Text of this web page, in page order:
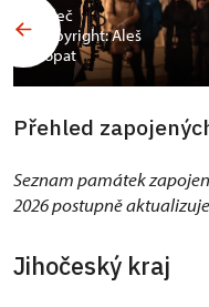
Valeč
Copyright: Aleš
Vopat
Přehled
Seznam památek
2026 postupně
Jihočeský kraj